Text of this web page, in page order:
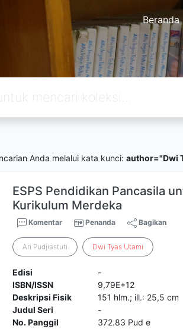
Beranda
Anda melalui kata kunci: author="Dwi
ESPS Pendidikan Pancasila
Kurikulum Merdeka
Komentar Penanda Bagikan
Ari Pudjiastuti Dwi Tyas Utami
Edisi
-
ISBN/ISSN
9,79E+12
Deskripsi Fisik
151 hlm.; ill.: 25,5 cm
Judul Seri
-
No. Panggil
372.83 Pud e